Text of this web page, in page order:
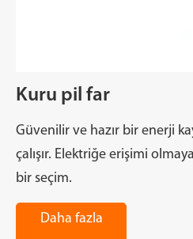
Kuru pil far
Güvenilir ve hazır bir enerji
çalışır. Elektriğe erişimi
bir seçim.
Daha fazla